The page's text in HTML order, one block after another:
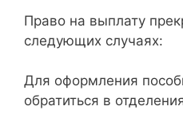
Право на выплату
следующих случаях:
Для оформления
обратиться в